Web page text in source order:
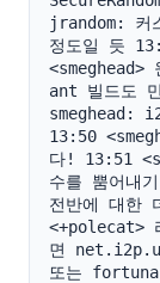
jrandom: 커
정도일 듯
<smeghead>
ant 빌드도
smeghead:
13:50
다! 13:51
수를 뿜어내
전반에 대한
<+polecat>
면
또는